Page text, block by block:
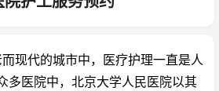
代的城市中，医疗护理一直是人
多医院中，北京大学人民医院以其